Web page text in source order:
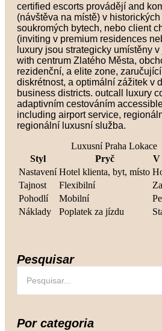
certified escorts provádějí and
(návštěva na místě) v
soukromých bytech, nebo client
(inviting v premium residences
luxury jsou strategicky umístěny
with centrum Zlatého Města,
rezidenční, a elite zone,
diskrétnost, a optimální zážitek v
business districts. outcall luxury
adaptivním cestováním
including airport service,
regionální luxusní služba.
Luxusní Praha Lokace
Styl
Pryč
V
Nastavení Hotel klienta, byt, místo
Tajnost
Flexibilní
Pohodlí
Mobilní
Náklady
Poplatek za jízdu
Pesquisar
Por categoria